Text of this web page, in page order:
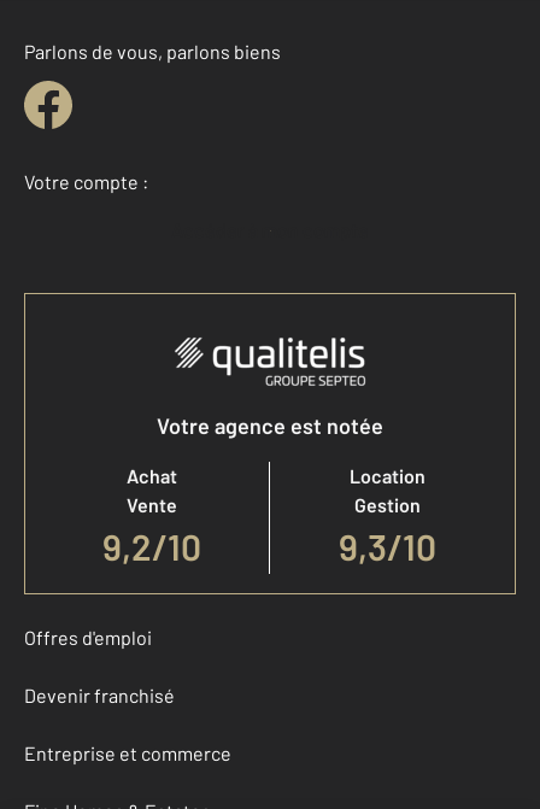
Parlons de vous, parlons biens
Votre compte :
Accéder à mon compte
Votre agence est notée
Achat
Vente
9,2/10
Location
Gestion
9,3/10
Offres d'emploi
Devenir franchisé
Entreprise et commerce